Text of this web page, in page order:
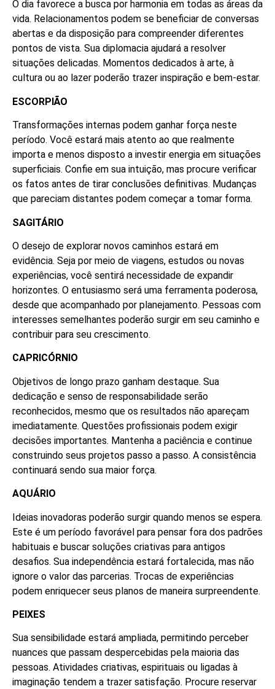
O dia favorece a busca por harmonia em todas as áreas da
vida. Relacionamentos podem se beneficiar de conversas
abertas e da disposição para compreender diferentes
pontos de vista. Sua diplomacia ajudará a resolver
situações delicadas. Momentos dedicados à arte, à
cultura ou ao lazer poderão trazer inspiração e bem-estar.
ESCORPIÃO
Transformações internas podem ganhar força neste
período. Você estará mais atento ao que realmente
importa e menos disposto a investir energia em situações
superficiais. Confie em sua intuição, mas procure verificar
os fatos antes de tirar conclusões definitivas. Mudanças
que pareciam distantes podem começar a tomar forma.
SAGITÁRIO
O desejo de explorar novos caminhos estará em
evidência. Seja por meio de viagens, estudos ou novas
experiências, você sentirá necessidade de expandir
horizontes. O entusiasmo será uma ferramenta poderosa,
desde que acompanhado por planejamento. Pessoas com
interesses semelhantes poderão surgir em seu caminho e
contribuir para seu crescimento.
CAPRICÓRNIO
Objetivos de longo prazo ganham destaque. Sua
dedicação e senso de responsabilidade serão
reconhecidos, mesmo que os resultados não apareçam
imediatamente. Questões profissionais podem exigir
decisões importantes. Mantenha a paciência e continue
construindo seus projetos passo a passo. A consistência
continuará sendo sua maior força.
AQUÁRIO
Ideias inovadoras poderão surgir quando menos se espera.
Este é um período favorável para pensar fora dos padrões
habituais e buscar soluções criativas para antigos
desafios. Sua independência estará fortalecida, mas não
ignore o valor das parcerias. Trocas de experiências
podem enriquecer seus planos de maneira surpreendente.
PEIXES
Sua sensibilidade estará ampliada, permitindo perceber
nuances que passam despercebidas pela maioria das
pessoas. Atividades criativas, espirituais ou ligadas à
imaginação tendem a trazer satisfação. Procure reservar